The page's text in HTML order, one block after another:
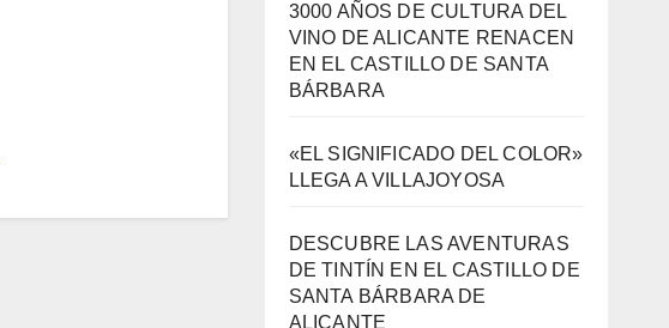
3000 AÑOS DE CULTURA DEL
VINO DE ALICANTE RENACEN
EN EL CASTILLO DE SANTA
BÁRBARA
«EL SIGNIFICADO DEL COLOR»
LLEGA A VILLAJOYOSA
DESCUBRE LAS AVENTURAS
DE TINTÍN EN EL CASTILLO DE
SANTA BÁRBARA DE
ALICANTE